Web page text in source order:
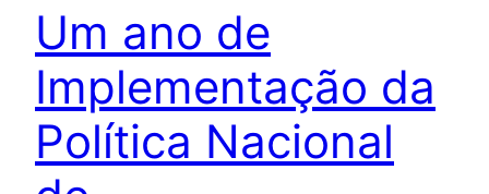
Um ano de
Implementação da
Política Nacional